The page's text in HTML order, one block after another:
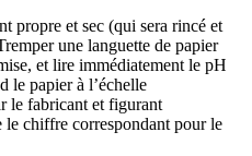
propre et sec (qui sera rincé et
une languette de papier
et lire immédiatement le pH
le papier à l’échelle
le fabricant et figurant
le chiffre correspondant pour le